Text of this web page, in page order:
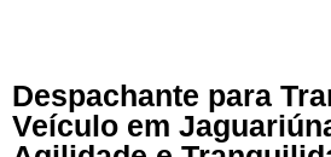
Despachante para
Veículo em